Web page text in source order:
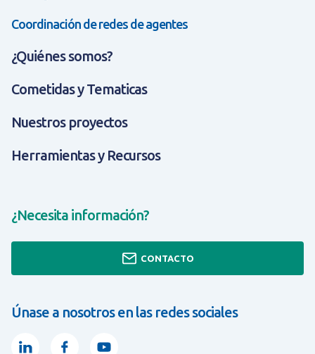
Coordinación de redes de agentes
¿Quiénes somos?
Cometidas y Tematicas
Nuestros proyectos
Herramientas y Recursos
¿Necesita información?
CONTACTO
Únase a nosotros en las redes sociales